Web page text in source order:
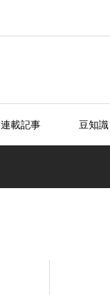
連載記事 豆知識